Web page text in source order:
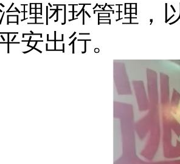
理闭环管理，
安出行。